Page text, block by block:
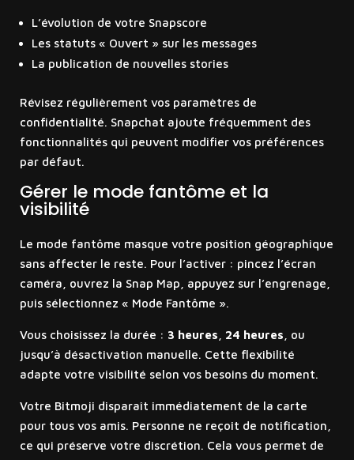
L’évolution de votre Snapscore
Les statuts « Ouvert » sur les messages
La publication de nouvelles stories
Révisez régulièrement vos paramètres de
confidentialité. Snapchat ajoute fréquemment des
fonctionnalités qui peuvent modifier vos préférences
par défaut.
Gérer le mode fantôme et la
visibilité
Le mode fantôme masque votre position géographique
sans affecter le reste. Pour l’activer : pincez l’écran
caméra, ouvrez la Snap Map, appuyez sur l’engrenage,
puis sélectionnez « Mode Fantôme ».
Vous choisissez la durée : 3 heures 24 heures , ou
jusqu’à désactivation manuelle. Cette flexibilité
adapte votre visibilité selon vos besoins du moment.
Votre Bitmoji disparaît immédiatement de la carte
pour tous vos amis. Personne ne reçoit de notification,
ce qui préserve votre discrétion. Cela vous permet de